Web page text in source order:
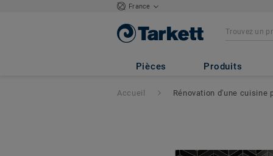
France
Pièces Produits
Accueil Rénovation d'une cuisine